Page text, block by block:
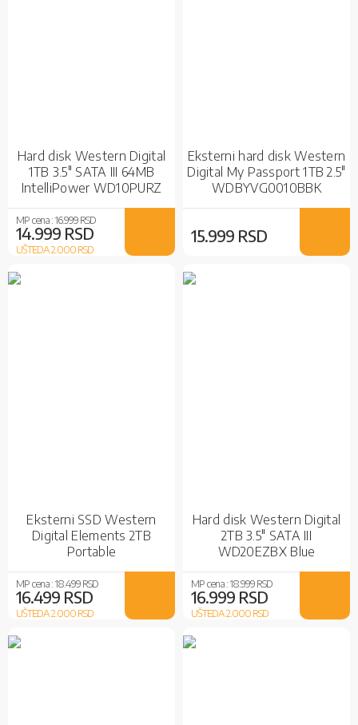
Hard disk Western Digital
1TB 3.5" SATA III 64MB
IntelliPower WD10PURZ
Purple
MP cena :16.999 RSD
14.999 RSD
UŠTEDA 2.000RSD
Eksterni hard disk Western
Digital My Passport 1TB 2.5"
WDBYVG0010BBK
15.999 RSD
Eksterni SSD Western
Digital Elements 2TB
Portable
WDBU6Y0020BBK-WESN
Black
MP cena :18.499 RSD
16.499 RSD
UŠTEDA 2.000RSD
Hard disk Western Digital
2TB 3.5" SATA III
WD20EZBX Blue
MP cena :18.999 RSD
16.999 RSD
UŠTEDA 2.000RSD